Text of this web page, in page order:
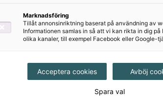
Marknadsföring
Tillåt annonsinriktning baserat på användning av
Informationen samlas in så att vi kan rikta in dig
olika kanaler, till exempel Facebook eller Google-
Acceptera cookies Avböj
Spara val